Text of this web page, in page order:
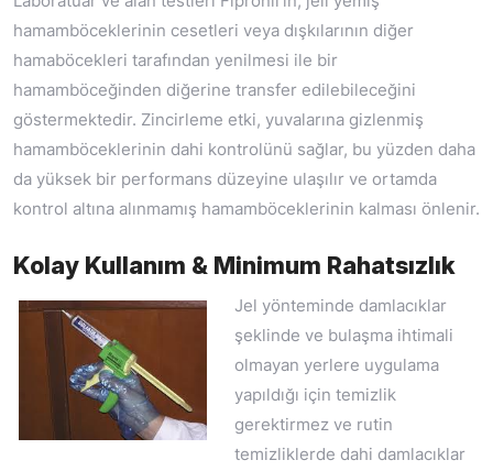
hamamböceklerinin cesetleri veya dışkılarının diğer
hamaböcekleri tarafından yenilmesi ile bir
hamamböceğinden diğerine transfer edilebileceğini
göstermektedir. Zincirleme etki, yuvalarına gizlenmiş
hamamböceklerinin dahi kontrolünü sağlar, bu yüzden daha
da yüksek bir performans düzeyine ulaşılır ve ortamda
kontrol altına alınmamış hamamböceklerinin kalması önlenir.
Kolay Kullanım & Minimum Rahatsızlık
Jel yönteminde damlacıklar
şeklinde ve bulaşma ihtimali
olmayan yerlere uygulama
yapıldığı için temizlik
gerektirmez ve rutin
temizliklerde dahi damlacıklar